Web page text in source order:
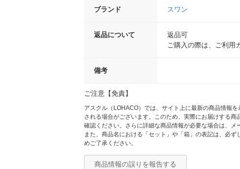
ブランド スワン
返品について
返品可
ご購入の際は、ご利用
備考
ご注意【免責】
アスクル（LOHACO）では、サイト上に最新の商品情報
される場合がございます。このため、実際にお届けする
確認ください。さらに詳細な商品情報が必要な場合は、メ
また、商品名における「セット」や「箱」の表記は、必
めご了承ください。
商品情報の誤りを報告する